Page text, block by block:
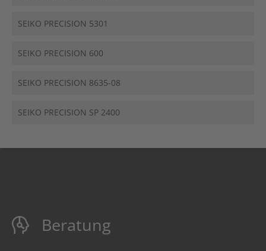
SEIKO PRECISION 5301
SEIKO PRECISION 600
SEIKO PRECISION 8635-08
SEIKO PRECISION SP 2400
Beratung